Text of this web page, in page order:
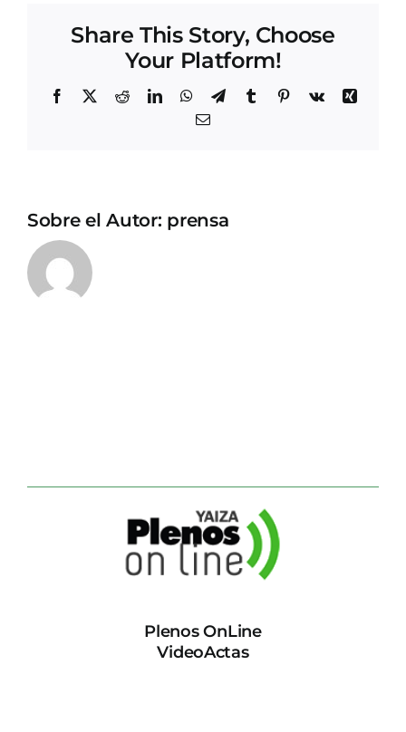
Share This Story, Choose
Your Platform!
Facebook
X RedditLinkedInWhatsApp
TelegramTumblrPinterest
Vk
Xing
Correo
Sobre el Autor: prensa
Plenos OnLine
VideoActas